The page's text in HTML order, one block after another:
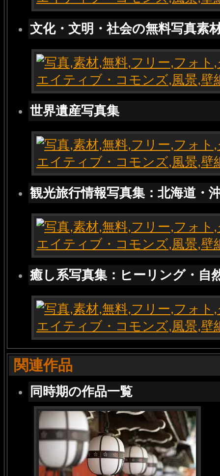
文化・文明・社会の無料写真素
世界遺産写真集
観光旅行情報写真集：北海道・
癒し系写真集：ヒーリング・自
関連作品
同時期の作品一覧